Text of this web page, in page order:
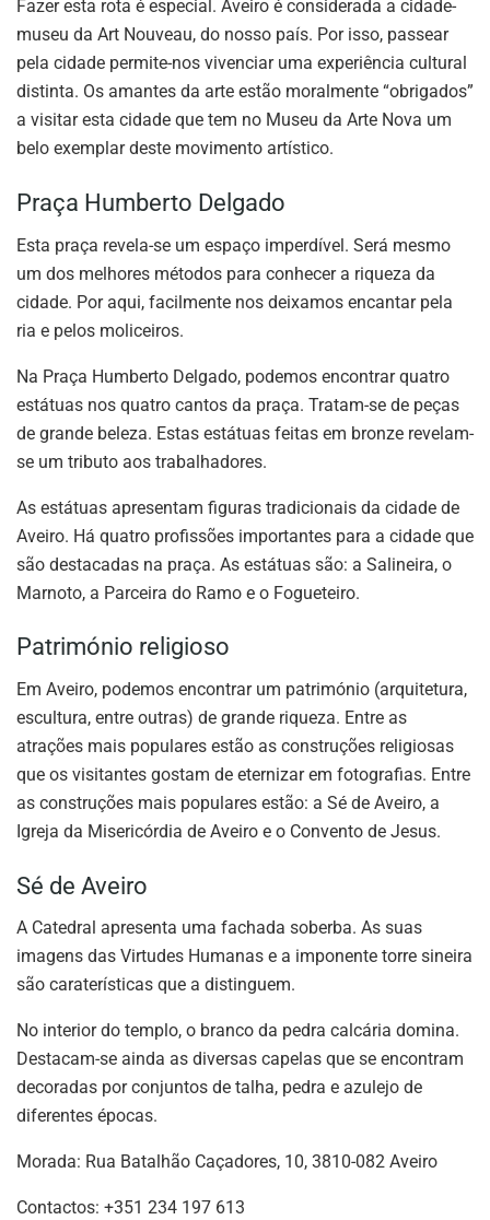
Fazer esta rota é especial. Aveiro é considerada a cidade-
museu da Art Nouveau, do nosso país. Por isso, passear
pela cidade permite-nos vivenciar uma experiência cultural
distinta. Os amantes da arte estão moralmente “obrigados”
a visitar esta cidade que tem no Museu da Arte Nova um
belo exemplar deste movimento artístico.
Praça Humberto Delgado
Esta praça revela-se um espaço imperdível. Será mesmo
um dos melhores métodos para conhecer a riqueza da
cidade. Por aqui, facilmente nos deixamos encantar pela
ria e pelos moliceiros.
Na Praça Humberto Delgado, podemos encontrar quatro
estátuas nos quatro cantos da praça. Tratam-se de peças
de grande beleza. Estas estátuas feitas em bronze revelam-
se um tributo aos trabalhadores.
As estátuas apresentam figuras tradicionais da cidade de
Aveiro. Há quatro profissões importantes para a cidade que
são destacadas na praça. As estátuas são: a Salineira, o
Marnoto, a Parceira do Ramo e o Fogueteiro.
Património religioso
Em Aveiro, podemos encontrar um património (arquitetura,
escultura, entre outras) de grande riqueza. Entre as
atrações mais populares estão as construções religiosas
que os visitantes gostam de eternizar em fotografias. Entre
as construções mais populares estão: a Sé de Aveiro, a
Igreja da Misericórdia de Aveiro e o Convento de Jesus.
Sé de Aveiro
A Catedral apresenta uma fachada soberba. As suas
imagens das Virtudes Humanas e a imponente torre sineira
são caraterísticas que a distinguem.
No interior do templo, o branco da pedra calcária domina.
Destacam-se ainda as diversas capelas que se encontram
decoradas por conjuntos de talha, pedra e azulejo de
diferentes épocas.
Morada: Rua Batalhão Caçadores, 10, 3810-082 Aveiro
Contactos: +351 234 197 613